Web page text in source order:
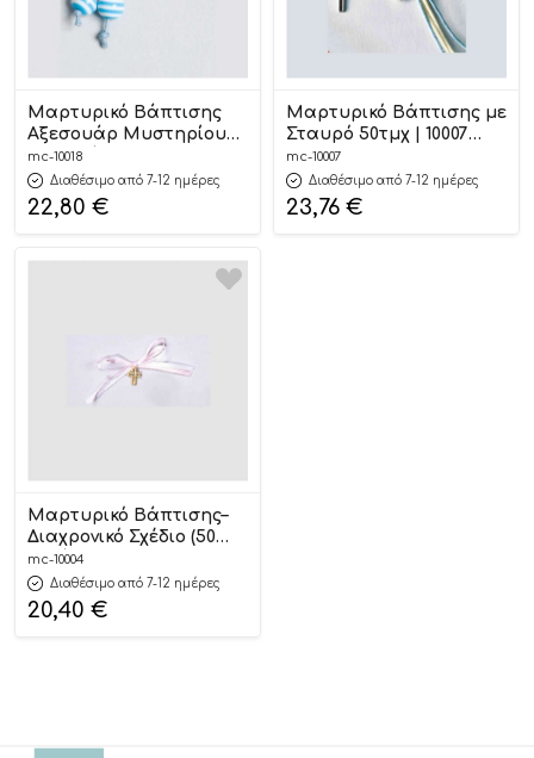
Μαρτυρικό Βάπτισης
Αξεσουάρ Μυστηρίου
(50 τεμάχια) | 10018
Mouchtaris
mc-10018
Διαθέσιμο από 7-12 ημέρες
22,80 €
Μαρτυρικό Βάπτισης με
Σταυρό 50τμχ | 10007
Mouchtaris
mc-10007
Διαθέσιμο από 7-12 ημέρες
23,76 €
Μαρτυρικό Βάπτισης–
Διαχρονικό Σχέδιο (50
τεμάχια) | 10004
Mouchtaris
mc-10004
Διαθέσιμο από 7-12 ημέρες
20,40 €